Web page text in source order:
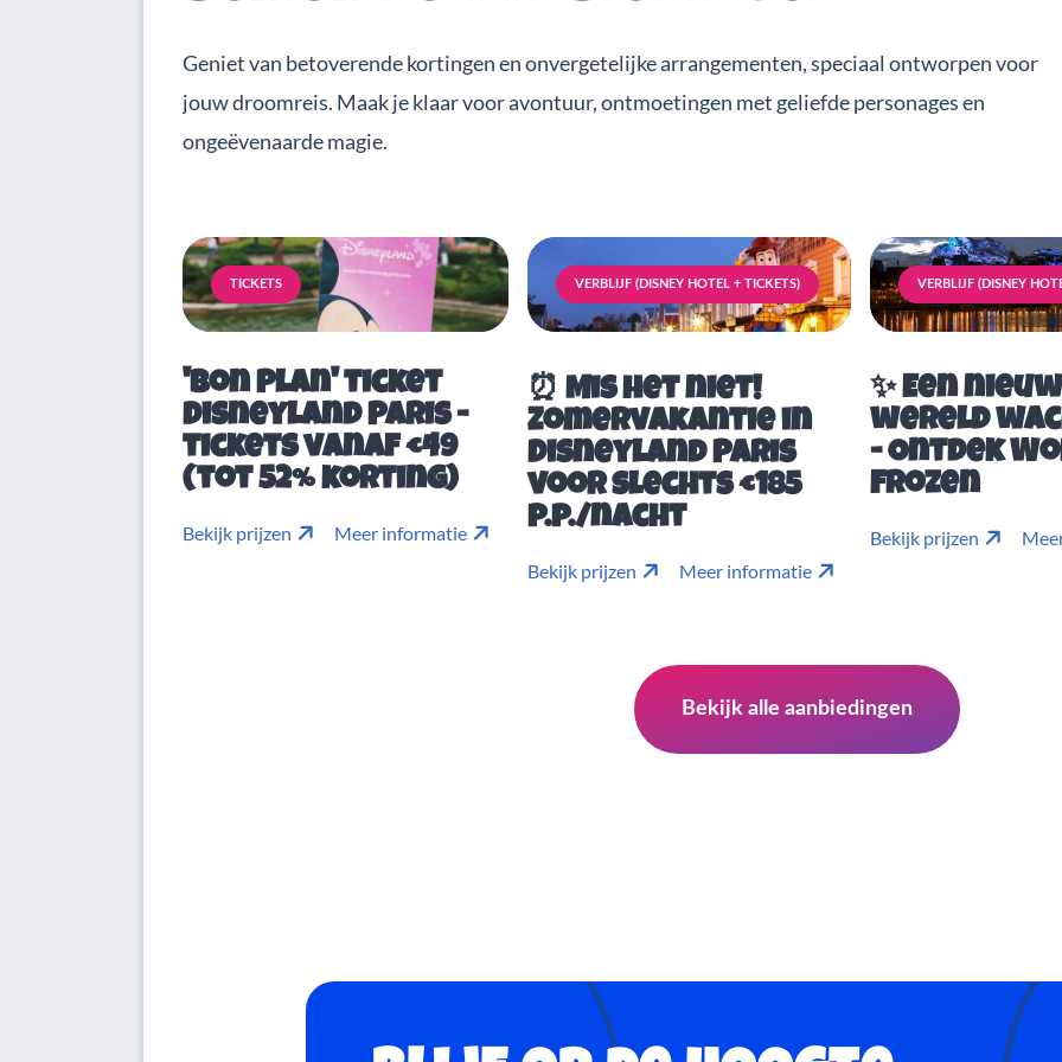
Geniet van betoverende kortingen en onvergetelijke arrangementen, speciaal ontworpen voor
jouw droomreis. Maak je klaar voor avontuur, ontmoetingen met geliefde personages en
ongeëvenaarde magie.
TICKETS
'Bon Plan' ticket
Disneyland Paris -
tickets vanaf €49
(tot 52% korting)
Bekijk prijzen Meer informatie
VERBLIJF (DISNEY HOTEL + TICKETS)
⏰ Mis het niet!
Zomervakantie in
Disneyland Paris
voor slechts €185
p.p./nacht
Bekijk prijzen Meer informatie
VERBLIJF (DISNEY
✨ Een
wereld
- Ontdek
Frozen
Bekijk prijzen
Bekijk alle aanbiedingen